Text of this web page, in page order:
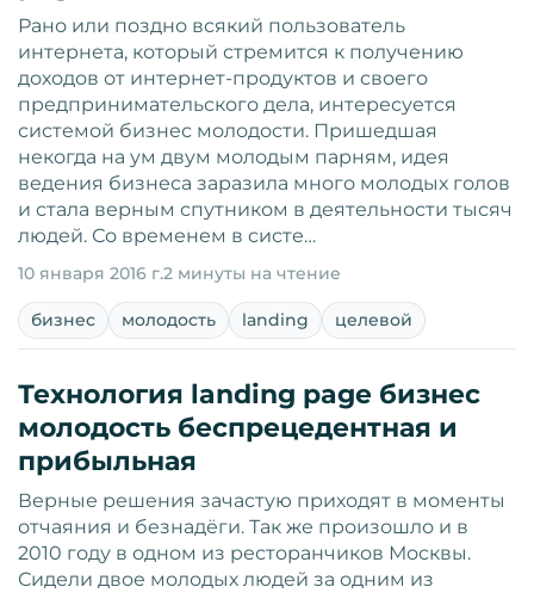
Рано или поздно всякий пользователь
интернета, который стремится к получению
доходов от интернет-продуктов и своего
предпринимательского дела, интересуется
системой бизнес молодости. Пришедшая
некогда на ум двум молодым парням, идея
ведения бизнеса заразила много молодых голов
и стала верным спутником в деятельности тысяч
людей. Со временем в систе…
10 января 2016 г.2 минуты на чтение
бизнес молодость landing целевой
Технология landing page бизнес
молодость беспрецедентная и
прибыльная
Верные решения зачастую приходят в моменты
отчаяния и безнадёги. Так же произошло и в
2010 году в одном из ресторанчиков Москвы.
Сидели двое молодых людей за одним из